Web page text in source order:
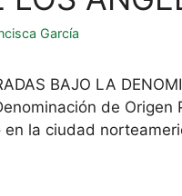
García
BAJO LA
de
la ciudad